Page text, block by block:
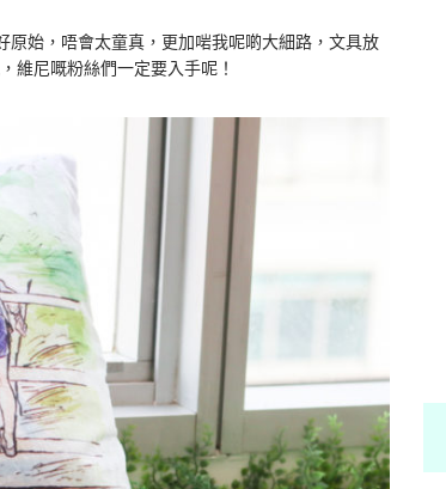
始，唔會太童真，更加啱我呢啲大細路，文具放
維尼嘅粉絲們一定要入手呢！